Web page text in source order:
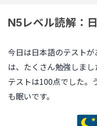
N5レベル読解：
今日は日本語のテスト
は、たくさん勉強しまし
テストは100点でした。
も眠いです。